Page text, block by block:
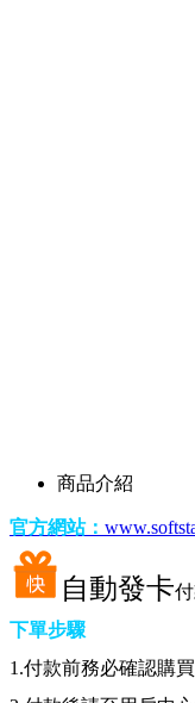
商品介紹
官方網站：
自動發卡
下單步驟
1.付款前務必確認購